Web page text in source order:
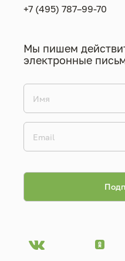
+7 (495) 787–99-70
Мы пишем
электронные